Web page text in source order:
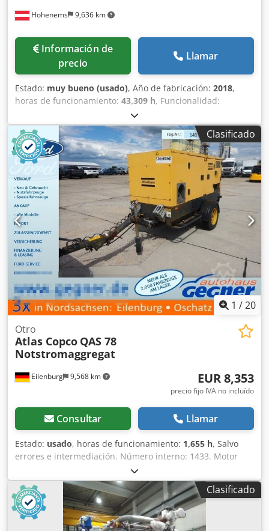
Hohenems 9,636 km
Información de
precio
Llamar
Estado: muy bueno (usado), Año de fabricación: 2018,
horas de funcionamiento: 43,309 h, Funcionalidad:
, Compresor de tornillo Atlas Copco
GA75VSD+FF Codpfx Aszp Urwelweha Inversor y secador
integrados 75 kW 12,75 bar 15,50 m³/min Año de
fabricación: 2018 Horas de funcionamiento: 43.309
Clasificado
1 /20
Eilenburg 9,568 km
Otro
Atlas Copco QAS 78
Notstromaggregat
EUR 8,353
precio fijo IVA no incluído
Consultar Llamar
Estado: usado, horas de funcionamiento: 1,655 h, Salvo
errores e intermediación. Número interno: 1433. Motor
PERKINS. El vehículo no ha sido reacondicionado. Csdpjzp
Avkofx Alwsha Posibilidad de entrega en todo el país con
un coste adicional. Salvo errores e intermediación. Con
gusto aceptaremos su vehículo como parte del pago.
Posibilidad de financiación/leasing, incluso sin entrada.
Clasificado